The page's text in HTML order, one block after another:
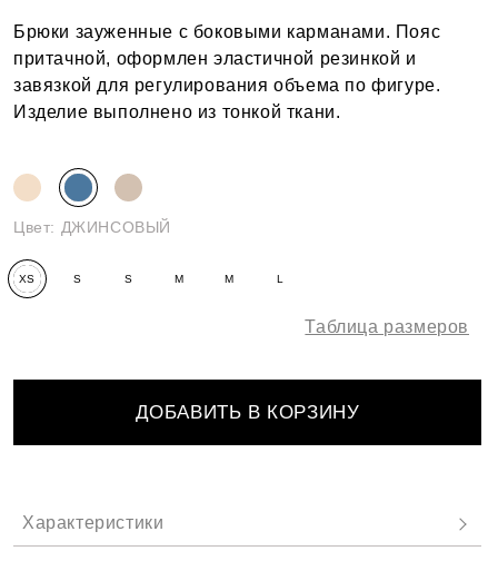
Брюки зауженные с боковыми карманами. Пояс
притачной, оформлен эластичной резинкой и
завязкой для регулирования объема по фигуре.
Изделие выполнено из тонкой ткани.
Цвет: ДЖИНСОВЫЙ
XS S S M M L
Таблица размеров
ДОБАВИТЬ В КОРЗИНУ